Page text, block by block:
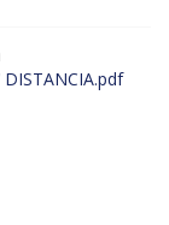
DISTANCIA.pdf